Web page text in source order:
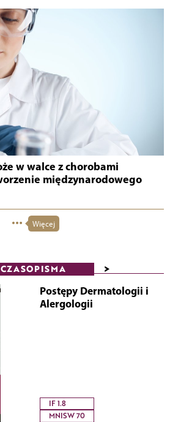
w walce z chorobami
międzynarodowego
Więcej
CZASOPISMA >
Postępy Dermatologii i
Alergologii
IF 1.8
MNISW 70